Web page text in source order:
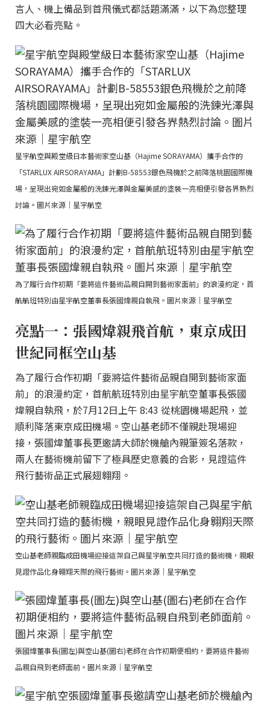
言人、機上備品到首飛儀式都話題滿滿，以下為您整理
四大必看亮點。
星宇航空與殿堂級日本藝術家空山基（Hajime SORAYAMA）攜手合作的
「STARLUX AIRSORAYAMA」計劃B-58553銀色飛機於之前降落桃園國際機
場，呈現出宛如金屬般的洗鍊光澤與金屬美感的塗裝一亮相便引發各界熱烈
討論。圖片來源｜星宇航空
為了履行合作初期「要將這件藝術品親自開到藝術家面前」的浪漫約定，首
航航班特別由星宇航空董事長張國煒親自執飛。圖片來源｜星宇航空
亮點一：張國煒親飛首航，東京成田
世紀同框空山基
為了履行合作初期「要將這件藝術品親自開到藝術家面
前」的浪漫約定，首航航班特別由星宇航空董事長張國
煒親自執飛，於7月12日上午 8:43 從桃園機場起飛，並
順利降落東京成田機場。空山基老師不僅親赴現場迎
接，張國煒董事長更邀請大師於機艙內親筆簽名落款，
兩人在藝術機前留下了極具歷史意義的合影，見證這件
飛行藝術品正式展翅翱翔。
空山基老師親臨成田機場迎接這架自己與星宇航空共同打造的藝術機，親眼
見證作品化身翱翔天際的飛行藝術。圖片來源｜星宇航空
張國煒董事長(圖左)與空山基(圖右)老師在合作初期便相約，要將這件藝術
品親自飛到老師面前。圖片來源｜星宇航空